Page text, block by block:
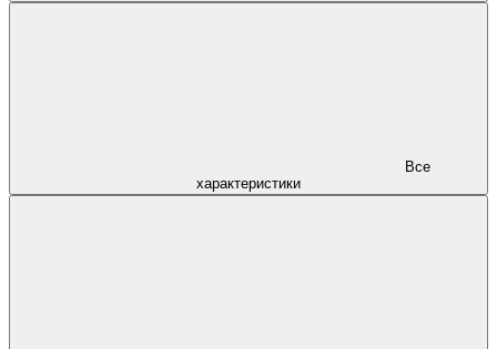
характеристики